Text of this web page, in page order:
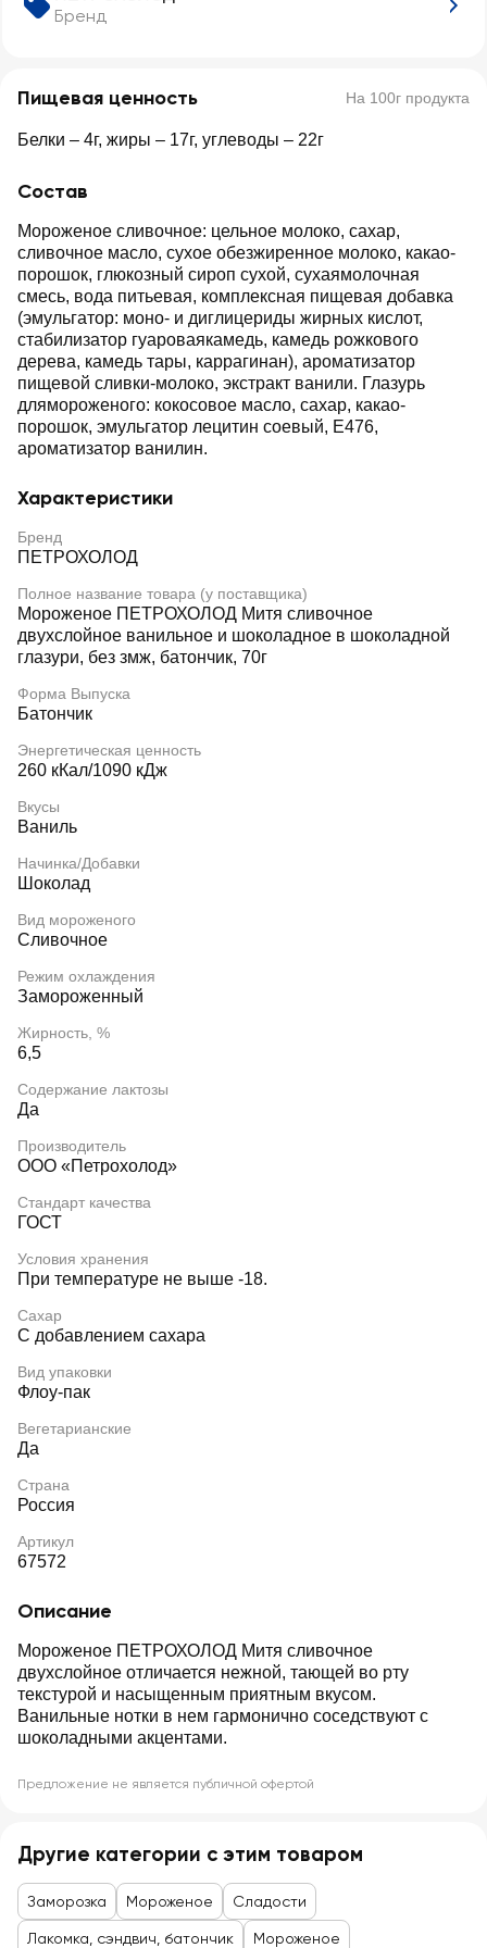
Бренд
Пищевая ценность На 100г продукта
Белки – 4г, жиры – 17г, углеводы – 22г
Состав
Мороженое сливочное: цельное молоко, сахар,
сливочное масло, сухое обезжиренное молоко, какао-
порошок, глюкозный сироп сухой, сухаямолочная
смесь, вода питьевая, комплексная пищевая добавка
(эмульгатор: моно- и диглицериды жирных кислот,
стабилизатор гуароваякамедь, камедь рожкового
дерева, камедь тары, каррагинан), ароматизатор
пищевой сливки-молоко, экстракт ванили. Глазурь
длямороженого: кокосовое масло, сахар, какао-
порошок, эмульгатор лецитин соевый, Е476,
ароматизатор ванилин.
Характеристики
Бренд
ПЕТРОХОЛОД
Полное название товара (у поставщика)
Мороженое ПЕТРОХОЛОД Митя сливочное
двухслойное ванильное и шоколадное в шоколадной
глазури, без змж, батончик, 70г
Форма Выпуска
Батончик
Энергетическая ценность
260 кКал/1090 кДж
Вкусы
Ваниль
Начинка/Добавки
Шоколад
Вид мороженого
Сливочное
Режим охлаждения
Замороженный
Жирность, %
6,5
Содержание лактозы
Да
Производитель
ООО «Петрохолод»
Стандарт качества
ГОСТ
Условия хранения
При температуре не выше -18.
Сахар
С добавлением сахара
Вид упаковки
Флоу-пак
Вегетарианские
Да
Страна
Россия
Артикул
67572
Описание
Мороженое ПЕТРОХОЛОД Митя сливочное
двухслойное отличается нежной, тающей во рту
текстурой и насыщенным приятным вкусом.
Ванильные нотки в нем гармонично соседствуют с
шоколадными акцентами.
Предложение не является публичной офертой
Другие категории с этим товаром
Заморозка Мороженое Сладости
Лакомка, сэндвич, батончик Мороженое